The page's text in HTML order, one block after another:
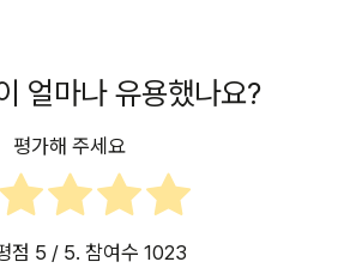
얼마나 유용했나요?
평가해 주세요
점 5 / 5. 참여수 1023